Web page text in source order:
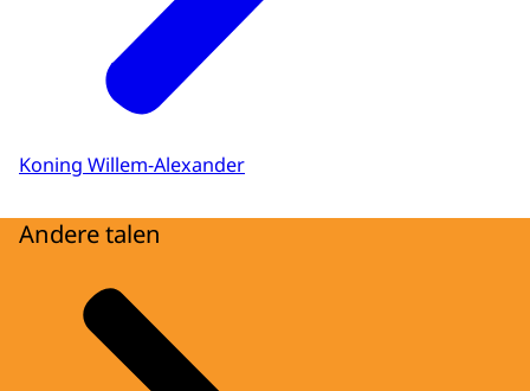
Koning Willem-Alexander
Andere talen